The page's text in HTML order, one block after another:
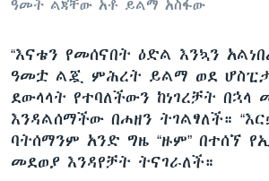
ዓመት ልጃቸው አቶ ይልማ አስፋው
“እናቴን የመሰናበት ዕድል እንኳን
ዓመቷ ልጇ ምሕረት ይልማ ወደ
ደውላላት የተባለችውን ከነገረቻት በኋላ
እንዳልሰማችው በሐዘን ትገልፃለች።
ባትሰማንም አንድ ግዜ “ዙም” በተሰኘ
መደወያ እንዳየቻት ትናገራለች።